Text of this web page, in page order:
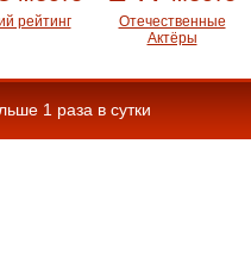
рейтинг
Отечественные
Актёры
1 раза в сутки